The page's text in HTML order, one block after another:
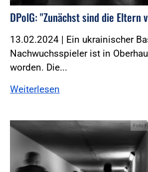
DPolG: "Zunächst sind die
13.02.2024 | Ein ukrainischer
Nachwuchsspieler ist in
worden. Die...
Weiterlesen